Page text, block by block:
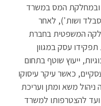
המס במשרד
ושות'), לאחר
המשפטית בחברת
עסק במגוון
ייעוץ שוטף בתחום
כאשר עיקר עיסוקו
ניהול משא ומתן ועריכת
להצטרפותו למשרד